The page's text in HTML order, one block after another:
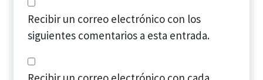
Recibir un correo electrónico con los
siguientes comentarios a esta entrada.